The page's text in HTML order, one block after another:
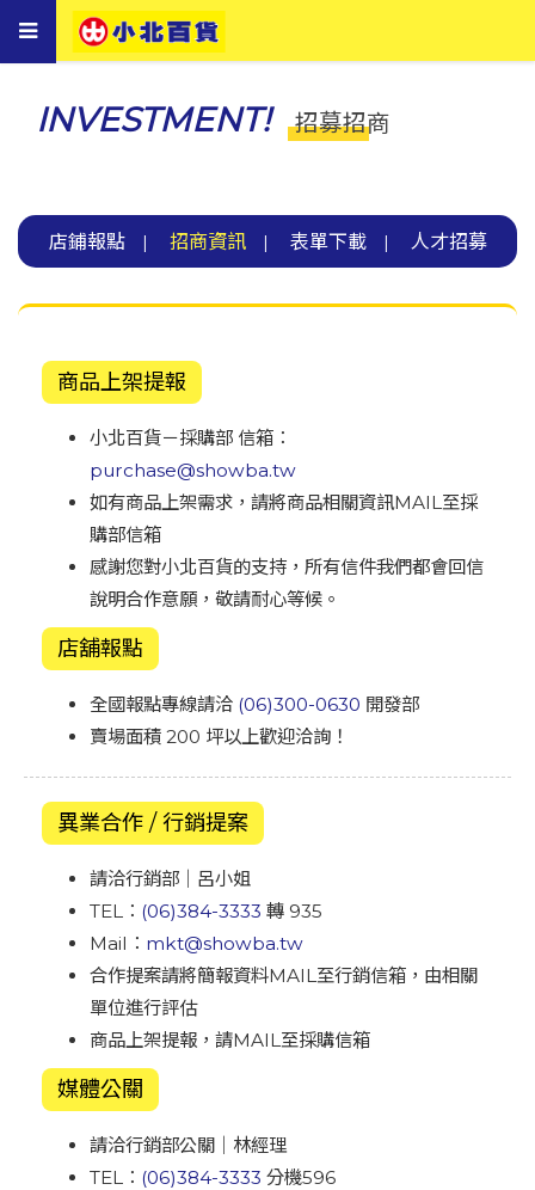
Toggle
navigation
INVESTMENT! 招募招商
店鋪報點| 招商資訊| 表單下載| 人才招募
商品上架提報
小北百貨－採購部 信箱：
purchase@showba.tw
如有商品上架需求，請將商品相關資訊MAIL至採
購部信箱
感謝您對小北百貨的支持，所有信件我們都會回信
說明合作意願，敬請耐心等候。
店舖報點
全國報點專線請洽 (06)300-0630 開發部
賣場面積 200 坪以上歡迎洽詢！
異業合作 / 行銷提案
請洽行銷部｜呂小姐
TEL： (06)384-3333 轉 935
Mail： mkt@showba.tw
合作提案請將簡報資料MAIL至行銷信箱，由相關
單位進行評估
商品上架提報，請MAIL至採購信箱
媒體公關
請洽行銷部公關｜林經理
TEL： (06)384-3333 分機596